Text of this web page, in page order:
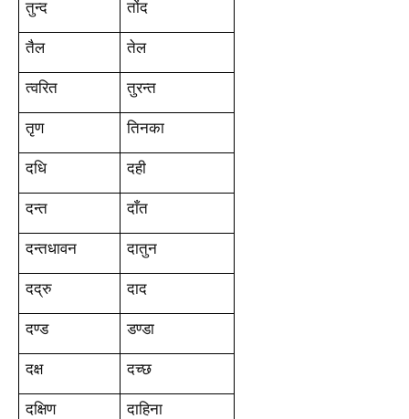
तुन्द तोंद
तैल तेल
त्वरित तुरन्त
तृण तिनका
दधि दही
दन्त दाँत
दन्तधावन दातुन
दद्रु दाद
दण्ड डण्डा
दक्ष दच्छ
दक्षिण दाहिना